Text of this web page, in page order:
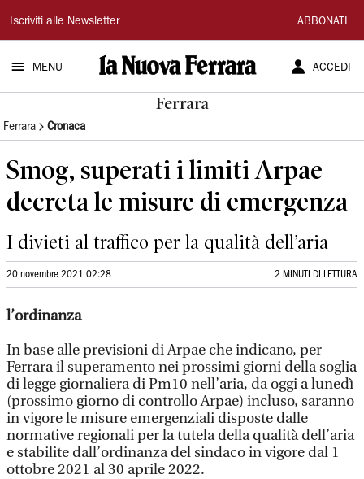
La
Nuova
Ferrara
Iscriviti alle Newsletter ABBONATI
MENU ACCEDI
Ferrara
Ferrara Cronaca
Smog, superati i limiti Arpae
decreta le misure di emergenza
I divieti al traffico per la qualità dell’aria
20 novembre 2021 02:28 2 MINUTI DI LETTURA
l’ordinanza
In base alle previsioni di Arpae che indicano, per
Ferrara il superamento nei prossimi giorni della soglia
di legge giornaliera di Pm10 nell’aria, da oggi a lunedì
(prossimo giorno di controllo Arpae) incluso, saranno
in vigore le misure emergenziali disposte dalle
normative regionali per la tutela della qualità dell’aria
e stabilite dall’ordinanza del sindaco in vigore dal 1
ottobre 2021 al 30 aprile 2022.